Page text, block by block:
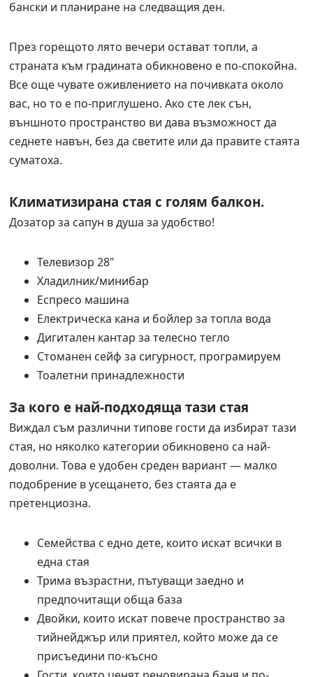
бански и планиране на следващия ден.
През горещото лято вечери остават топли, а
страната към градината обикновено е по-спокойна.
Все още чувате оживлението на почивката около
вас, но то е по-приглушено. Ако сте лек сън,
външното пространство ви дава възможност да
седнете навън, без да светите или да правите стаята
суматоха.
Климатизирана стая с голям балкон.
Дозатор за сапун в душа за удобство!
Телевизор 28"
Хладилник/минибар
Еспресо машина
Електрическа кана и бойлер за топла вода
Дигитален кантар за телесно тегло
Стоманен сейф за сигурност, програмируем
Тоалетни принадлежности
За кого е най-подходяща тази стая
Виждал съм различни типове гости да избират тази
стая, но няколко категории обикновено са най-
доволни. Това е удобен среден вариант — малко
подобрение в усещането, без стаята да е
претенциозна.
Семейства с едно дете, които искат всички в
една стая
Трима възрастни, пътуващи заедно и
предпочитащи обща база
Двойки, които искат повече пространство за
тийнейджър или приятел, който може да се
присъедини по-късно